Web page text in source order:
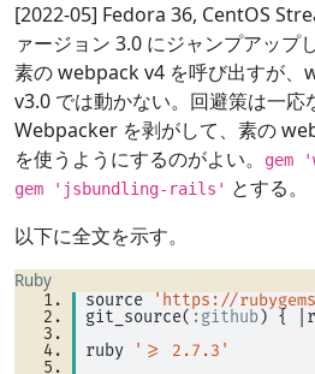
[2022-05] Fedora 36, CentOS
ァージョン 3.0 にジャンプアップ
素の webpack v4 を呼び出すが、
v3.0 では動かない。回避策は一応
Webpacker を剥がして、素の
を使うようにするのがよい。
gem
gem 'jsbundling-rails' とする。
以下に全文を示す。
Ruby
source
'https://
git_source( :github) {
ruby
'>= 2.7.3'